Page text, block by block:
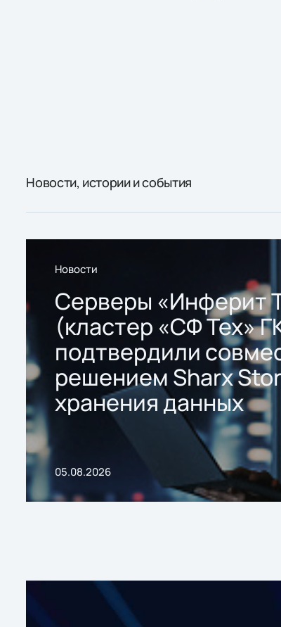
Новости, истории и события
Новости
Серверы «Инферит
(кластер «СФ Тех»
подтвердили
решением Sharx
хранения данных
05.08.2026